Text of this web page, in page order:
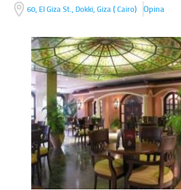
60, El Giza St., Dokki,Giza(Cairo) Opina